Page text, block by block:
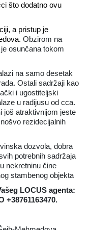
što dodatno ovu
a pristup je
Obzirom na
osunčana tokom
na samo desetak
Ostali sadržaji kao
i ugostiteljski
u radijusu od cca.
još atraktivnijom jeste
rezidecijalnih
dozvola, dobra
potrebnih sadržaja
nekretninu čine
stambenog objekta
LOCUS agenta:
+38761163470.